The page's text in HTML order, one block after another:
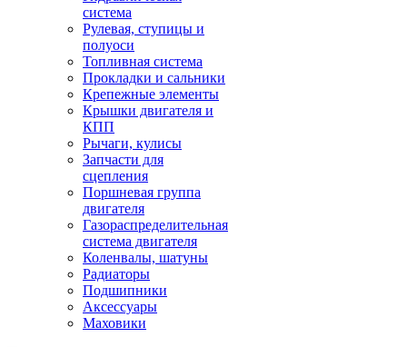
система
Рулевая, ступицы и
полуоси
Топливная система
Прокладки и сальники
Крепежные элементы
Крышки двигателя и
КПП
Рычаги, кулисы
Запчасти для
сцепления
Поршневая группа
двигателя
Газораспределительная
система двигателя
Коленвалы, шатуны
Радиаторы
Подшипники
Аксессуары
Маховики